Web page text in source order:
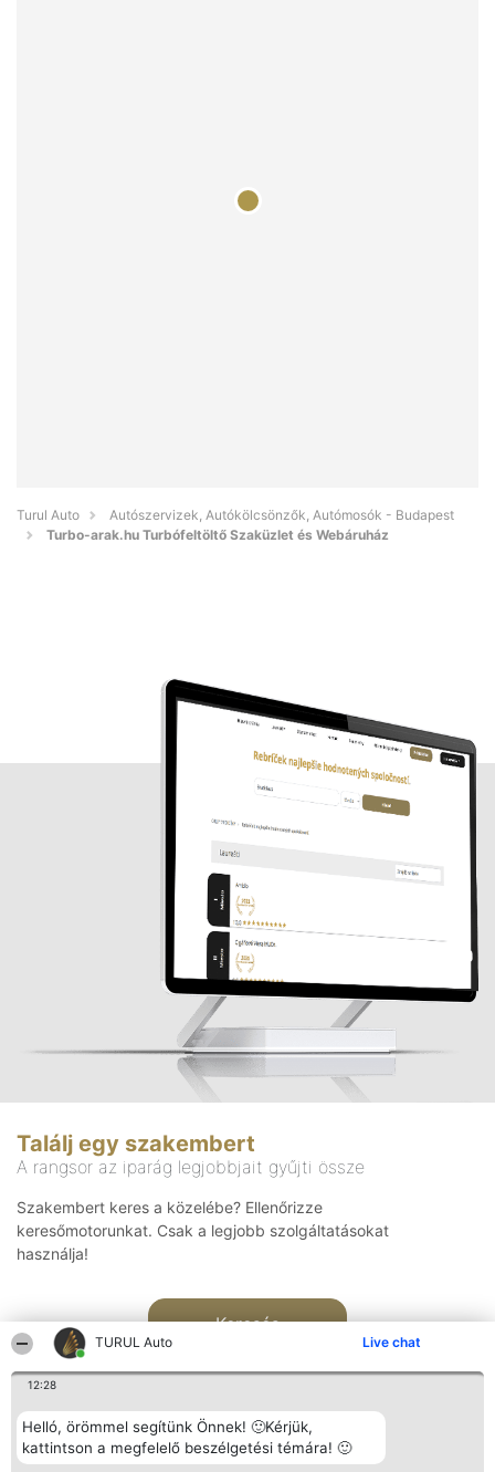
TURUL Auto Live chat
12:28
Helló, örömmel segítünk Önnek! 🙂Kérjük,
kattintson a megfelelő beszélgetési témára! 🙂
Turul Auto
Autószervizek, Autókölcsönzők, Autómosók - Budapest
Turbo-arak.hu Turbófeltöltő Szaküzlet és Webáruház
Találj egy szakembert
A rangsor az iparág legjobbjait gyűjti össze
Szakembert keres a közelébe? Ellenőrizze
keresőmotorunkat. Csak a legjobb szolgáltatásokat
használja!
Keresés